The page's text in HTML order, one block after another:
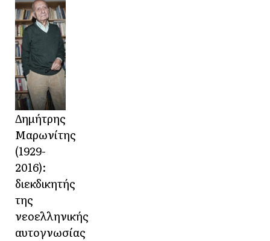
Δημήτρης
Μαρωνίτης
(1929-
2016):
διεκδικητής
της
νεοελληνικής
αυτογνωσίας